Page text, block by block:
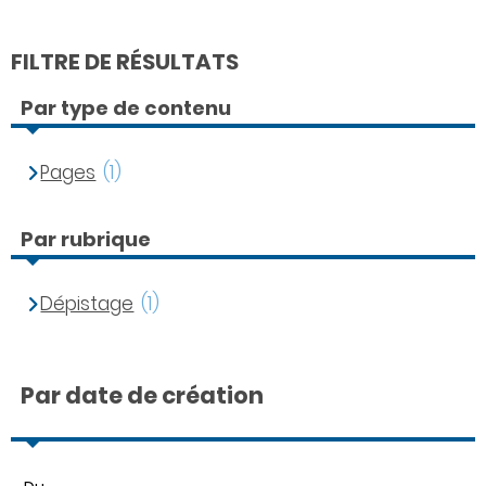
FILTRE DE RÉSULTATS
Par type de contenu
Pages (1)
Par rubrique
Dépistage (1)
Par date de création